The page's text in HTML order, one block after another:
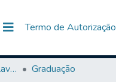
Termo de Autorização
Centro Universitário de Lavras-UNILAVRAS
Graduação